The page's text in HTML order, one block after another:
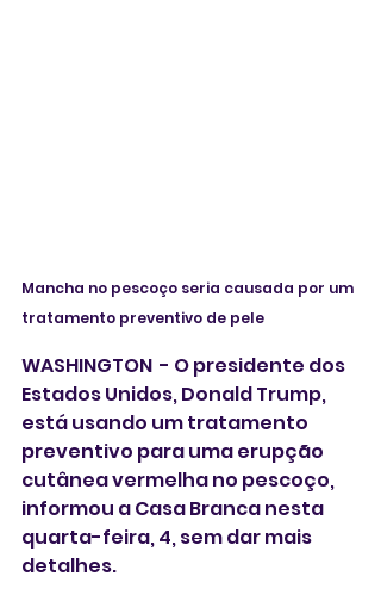
Mancha no pescoço seria causada por um
tratamento preventivo de pele
WASHINGTON  - O presidente dos‌
Estados Unidos, Donald Trump,
está usando um tratamento
preventivo para uma erupção
cutânea vermelha no pescoço,
informou a Casa Branca nesta
quarta-feira, 4, sem dar mais
detalhes.